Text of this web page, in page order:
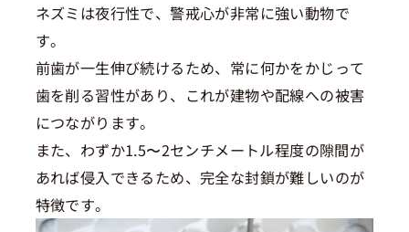
ネズミは夜行性で、警戒心が非常に強い動物で
す。
前歯が一生伸び続けるため、常に何かをかじって
歯を削る習性があり、これが建物や配線への被害
につながります。
また、わずか1.5〜2センチメートル程度の隙間が
あれば侵入できるため、完全な封鎖が難しいのが
特徴です。